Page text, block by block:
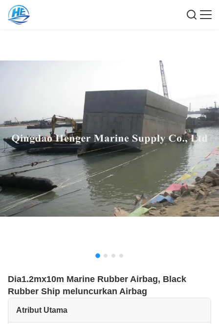
Dia1.2mx10m Marine Rubber Airbag, Black
Rubber Ship meluncurkan Airbag
Atribut Utama